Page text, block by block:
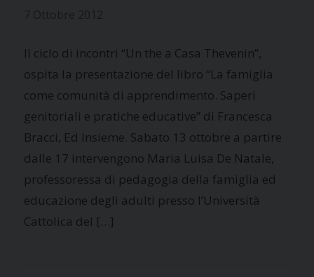
Il ciclo di incontri “Un the a Casa Thevenin”,
ospita la presentazione del libro “La famiglia
come comunità di apprendimento. Saperi
genitoriali e pratiche educative” di Francesca
Bracci, Ed Insieme. Sabato 13 ottobre a partire
dalle 17 intervengono Maria Luisa De Natale,
professoressa di pedagogia della famiglia ed
educazione degli adulti presso l’Università
Cattolica del […]